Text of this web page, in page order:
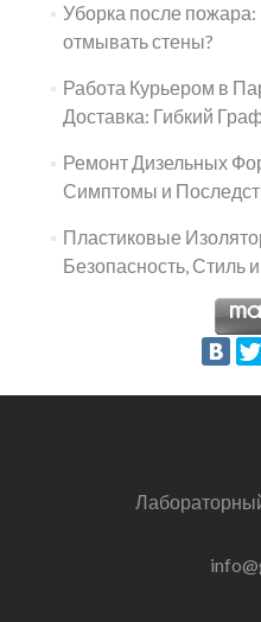
Уборка после пожара:
отмывать стены?
Работа Курьером в
Доставка: Гибкий
Ремонт Дизельных
Симптомы и
Пластиковые
Безопасность,